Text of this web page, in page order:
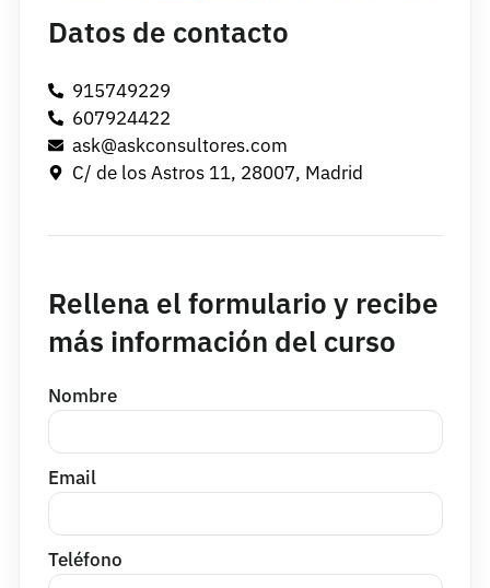
Datos de contacto
915749229
607924422
ask@askconsultores.com
C/ de los Astros 11, 28007, Madrid
Rellena el formulario y recibe
más información del curso
Nombre
Email
Teléfono